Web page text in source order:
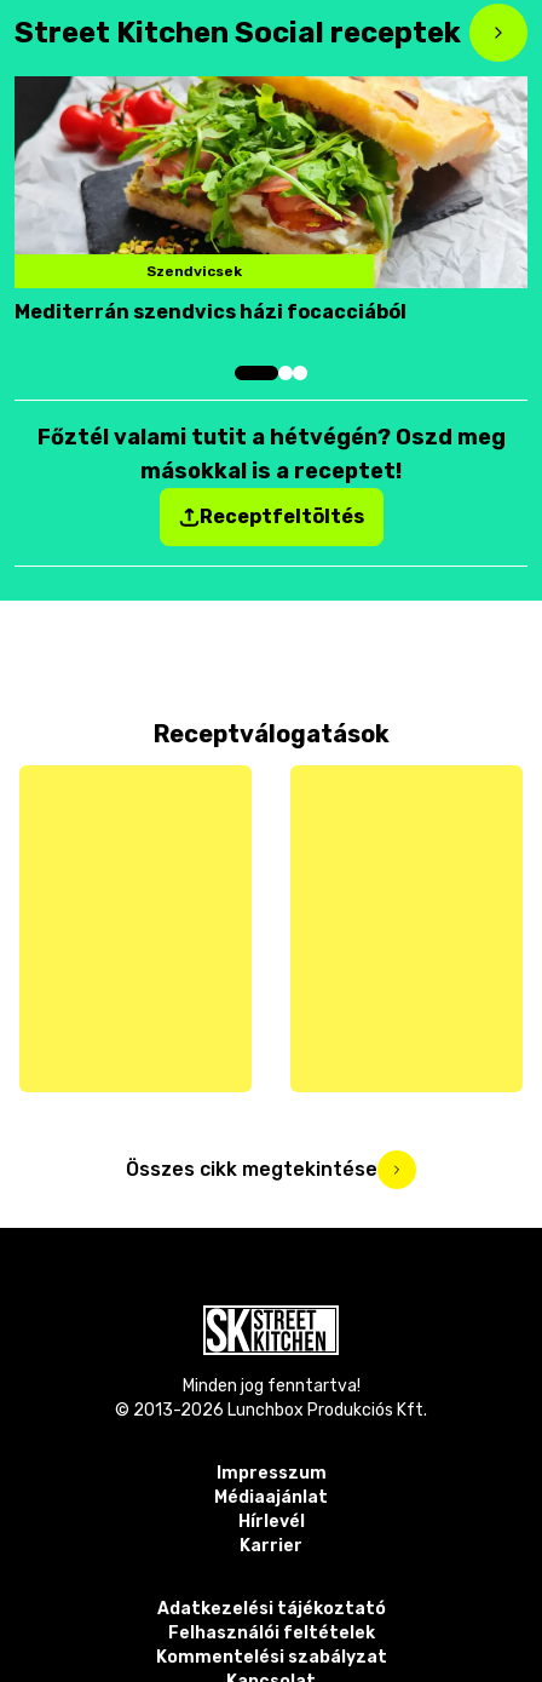
Street Kitchen Social receptek
Szendvicsek
Mediterrán szendvics házi focacciából
Főztél valami tutit a hétvégén? Oszd meg
másokkal is a receptet!
Receptfeltöltés
Receptválogatások
Összes cikk megtekintése
Minden jog fenntartva!
© 2013-2026 Lunchbox Produkciós Kft.
Impresszum
Médiaajánlat
Hírlevél
Karrier
Adatkezelési tájékoztató
Felhasználói feltételek
Kommentelési szabályzat